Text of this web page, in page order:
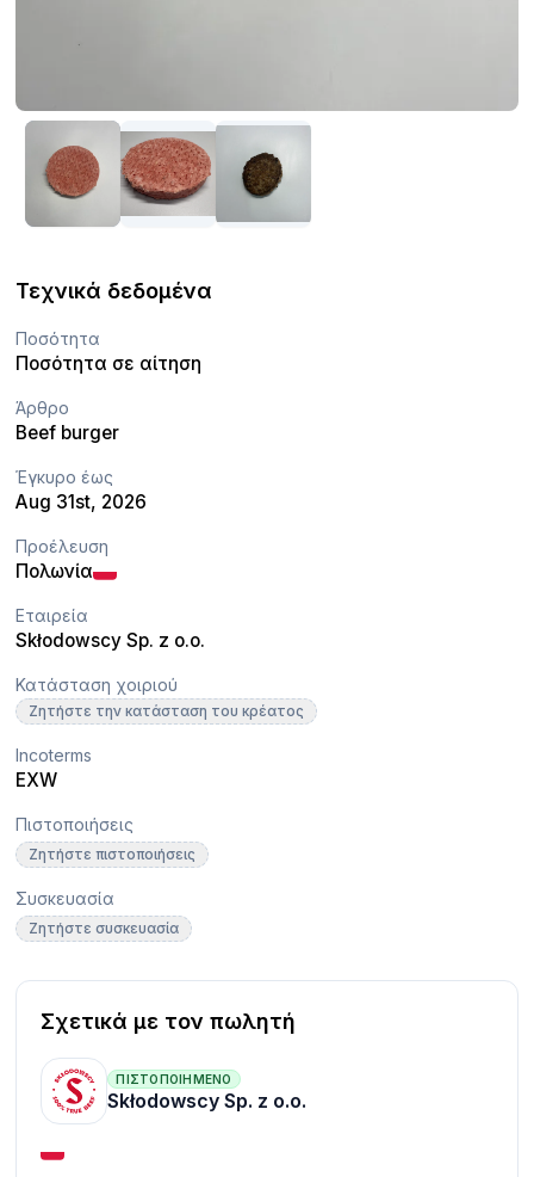
Τεχνικά δεδομένα
Ποσότητα
Ποσότητα σε αίτηση
Άρθρο
Beef burger
Έγκυρο έως
Aug 31st, 2026
Προέλευση
Πολωνία
Εταιρεία
Skłodowscy Sp. z o.o.
Κατάσταση χοιριού
Ζητήστε την κατάσταση του κρέατος
Incoterms
EXW
Πιστοποιήσεις
Ζητήστε πιστοποιήσεις
Συσκευασία
Ζητήστε συσκευασία
Σχετικά με τον πωλητή
ΠΙΣΤΟΠΟΙΗΜΈΝΟ
Skłodowscy Sp. z o.o.